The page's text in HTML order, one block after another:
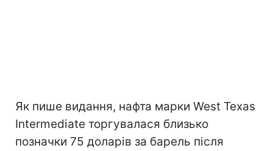
Як пише видання, нафта марки West Texas
Intermediate торгувалася близько
позначки 75 доларів за барель після